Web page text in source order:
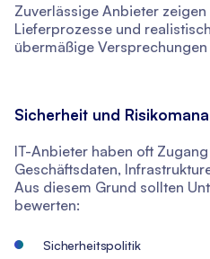
Zuverlässige Anbieter
Lieferprozesse und
übermäßige Versprechungen
Sicherheit und
IT-Anbieter haben oft
Geschäftsdaten,
Aus diesem Grund sollten
bewerten:
Sicherheitspolitik